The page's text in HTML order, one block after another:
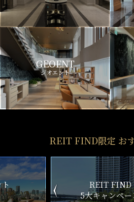
GEOENT
ジオエント
REIT FIND限定 お
ン
リアルタイム
更新一覧チェ